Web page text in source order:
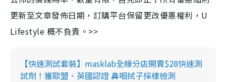
更新至文章發佈日期，訂購平台保留更改優惠權利，U
Lifestyle 概不負責。>>
【快速測試套裝】masklab全線分店開賣$28快速測
試劑！獲歐盟、英國認證 鼻咽拭子採樣檢測